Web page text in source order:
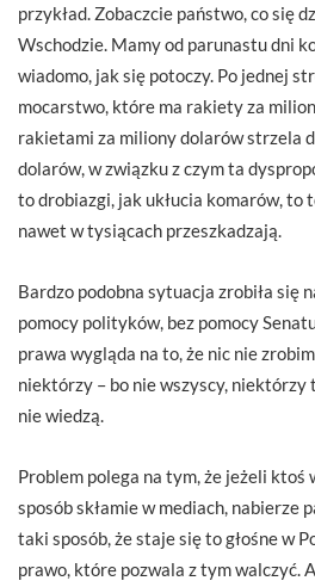
przykład. Zobaczcie państwo, co się
Wschodzie. Mamy od parunastu dni
wiadomo, jak się potoczy. Po jednej
mocarstwo, które ma rakiety za
rakietami za miliony dolarów strzela
dolarów, w związku z czym ta
to drobiazgi, jak ukłucia komarów, to
nawet w tysiącach przeszkadzają.
Bardzo podobna sytuacja zrobiła się
pomocy polityków, bez pomocy
prawa wygląda na to, że nic nie
niektórzy – bo nie wszyscy, niektórzy
nie wiedzą.
Problem polega na tym, że jeżeli ktoś
sposób skłamie w mediach, nabierze
taki sposób, że staje się to głośne w
prawo, które pozwala z tym walczyć.